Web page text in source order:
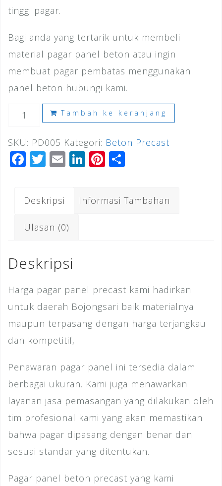
tinggi pagar.
Bagi anda yang tertarik untuk membeli
material pagar panel beton atau ingin
membuat pagar pembatas menggunakan
panel beton hubungi kami.
Kuantitas
Pagar
Panel
Bojongsari
Tambah ke keranjang
SKU: PD005 Kategori: Beton Precast
F
e
b
k
T
e
r
E Li
e
Pi
r e
Deskripsi Informasi Tambahan
Ulasan (0)
Deskripsi
Harga pagar panel precast kami hadirkan
untuk daerah Bojongsari baik materialnya
maupun terpasang dengan harga terjangkau
dan kompetitif,
Penawaran pagar panel ini tersedia dalam
berbagai ukuran. Kami juga menawarkan
layanan jasa pemasangan yang dilakukan oleh
tim profesional kami yang akan memastikan
bahwa pagar dipasang dengan benar dan
sesuai standar yang ditentukan.
Pagar panel beton precast yang kami